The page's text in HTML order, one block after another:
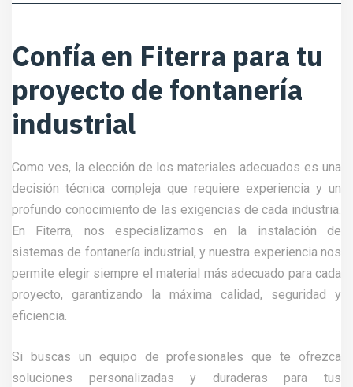
Confía en Fiterra para tu
proyecto de fontanería
industrial
Como ves, la elección de los materiales adecuados es una
decisión técnica compleja que requiere experiencia y un
profundo conocimiento de las exigencias de cada industria.
En Fiterra, nos especializamos en la instalación de
sistemas de fontanería industrial, y nuestra experiencia nos
permite elegir siempre el material más adecuado para cada
proyecto, garantizando la máxima calidad, seguridad y
eficiencia.
Si buscas un equipo de profesionales que te ofrezca
soluciones personalizadas y duraderas para tus